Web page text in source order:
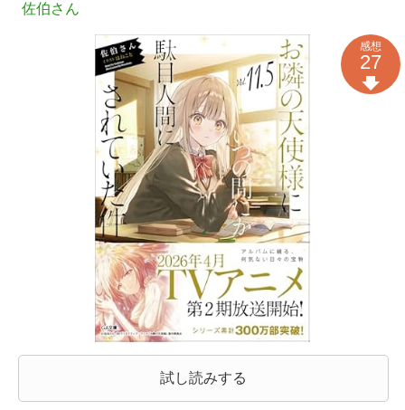
佐伯さん
試し読みする
感想
27